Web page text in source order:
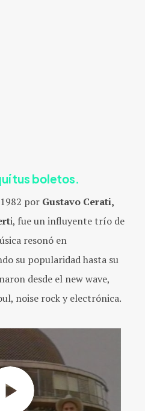
tus boletos.
por Gustavo Cerati,
i, fue un influyente trío de
resonó en
su popularidad hasta su
desde el new wave,
noise rock y electrónica.